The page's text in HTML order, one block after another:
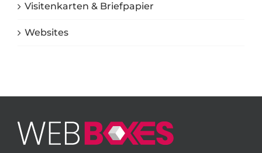
Visitenkarten & Briefpapier
Websites